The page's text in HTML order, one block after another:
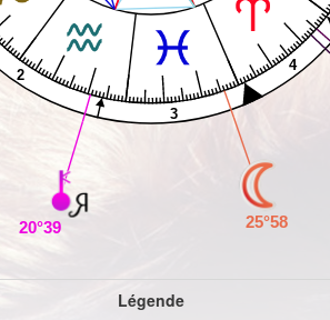
2
3
4
20°39 25°58
Légende